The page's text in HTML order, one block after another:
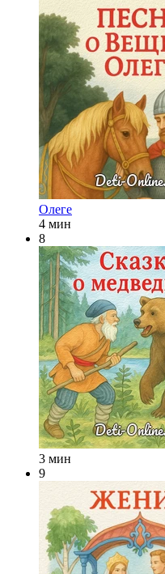
Олеге
4 мин
8
3 мин
9